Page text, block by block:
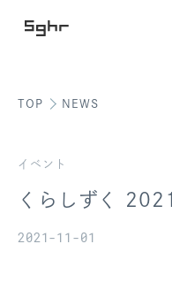
ショッピング
TOP NEWS
イベント
くらしずく 2021
2021-11-01